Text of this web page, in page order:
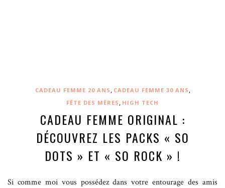
CADEAU FEMME 20 ANS CADEAU FEMME 30 ANS
FÊTE DES MÈRES HIGH TECH
CADEAU FEMME ORIGINAL :
DÉCOUVREZ LES PACKS « SO
DOTS » ET « SO ROCK » !
Si comme moi vous possédez dans votre entourage des amis